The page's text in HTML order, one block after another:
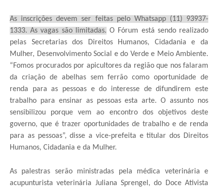
As inscrições devem ser feitas pelo Whatsapp (11) 93937-
1333. As vagas são limitadas. O Fórum está sendo realizado
pelas Secretarias dos Direitos Humanos, Cidadania e da
Mulher, Desenvolvimento Social e do Verde e Meio Ambiente.
“Fomos procurados por apicultores da região que nos falaram
da criação de abelhas sem ferrão como oportunidade de
renda para as pessoas e do interesse de difundirem este
trabalho para ensinar as pessoas esta arte. O assunto nos
sensibilizou porque vem ao encontro dos objetivos deste
governo, que é trazer oportunidades de trabalho e de renda
para as pessoas”, disse a vice-prefeita e titular dos Direitos
Humanos, Cidadania e da Mulher.
As palestras serão ministradas pela médica veterinária e
acupunturista veterinária Juliana Sprengel, do Doce Ativista